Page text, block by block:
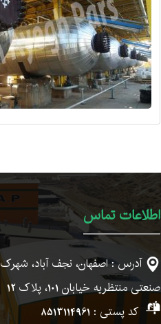
اطلاعات تماس
آدرس : اصفهان، نجف آباد، شهرک
صنعتی منتظریه خیابان101، پلاک12
کد پستی : 8513114961